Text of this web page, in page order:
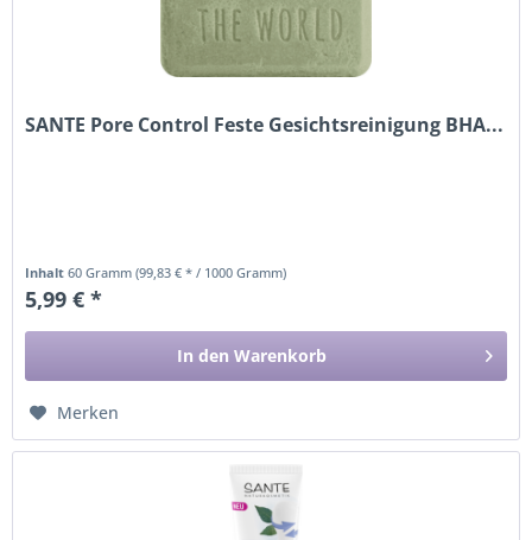
SANTE Pore Control Feste Gesichtsreinigung BHA...
Inhalt60 Gramm(99,83 € * / 1000 Gramm)
5,99 € *
In den Warenkorb
Merken